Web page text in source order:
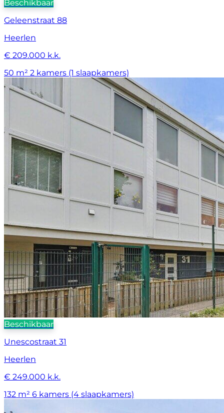
Beschikbaar
Geleenstraat 88
Heerlen
€ 209.000 k.k.
50 m² 2 kamers (1 slaapkamers)
Beschikbaar
Unescostraat 31
Heerlen
€ 249.000 k.k.
132 m² 6 kamers (4 slaapkamers)